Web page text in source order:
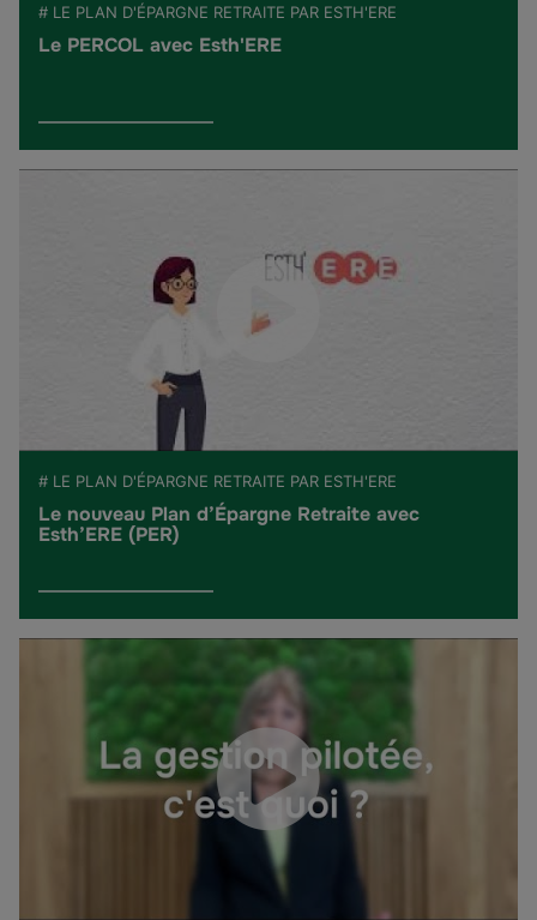
# LE PLAN D'ÉPARGNE RETRAITE PAR ESTH'ERE
Le PERCOL avec Esth'ERE
# LE PLAN D'ÉPARGNE RETRAITE PAR ESTH'ERE
Le nouveau Plan d’Épargne Retraite avec
Esth’ERE (PER)